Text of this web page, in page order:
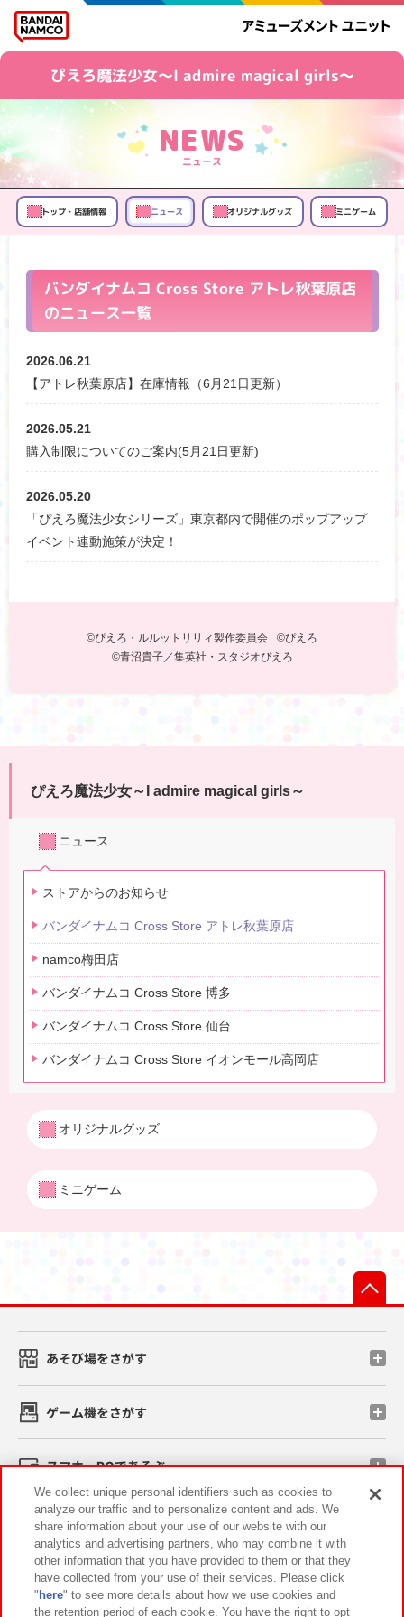
ぴえろ魔法少女～I admire magical girls～
ニュース
トップ・店舗情報 ニュース オリジナルグッズ ミニゲーム
バンダイナムコ Cross Store アトレ秋葉原店
のニュース一覧
2026.06.21
【アトレ秋葉原店】在庫情報（6月21日更新）
2026.05.21
購入制限についてのご案内(5月21日更新)
2026.05.20
「ぴえろ魔法少女シリーズ」東京都内で開催のポップアップ
イベント連動施策が決定！
©ぴえろ・ルルットリリィ製作委員会
©ぴえろ
©青沼貴子／集英社・スタジオぴえろ
ぴえろ魔法少女～I admire magical girls～
ニュース
ストアからのお知らせ
バンダイナムコ Cross Store アトレ秋葉原店
namco梅田店
バンダイナムコ Cross Store 博多
バンダイナムコ Cross Store 仙台
バンダイナムコ Cross Store イオンモール高岡店
オリジナルグッズ
ミニゲーム
あそび場をさがす
ゲーム機をさがす
スマホ・PCであそぶ
イベント・キャンペーン
関連会社 サステナビリティ サイトポリシー
We collect unique personal identifiers such as cookies to
analyze our traffic and to personalize content and ads. We
share information about your use of our website with our
analytics and advertising partners, who may combine it with
other information that you have provided to them or that they
have collected from your use of their services. Please click
" here" to see more details about how we use cookies and
the retention period of each cookie. You have the right to opt